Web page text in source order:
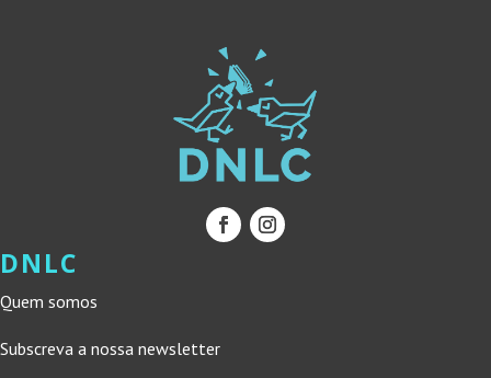
DNLC
Quem somos
Subscreva a nossa newsletter